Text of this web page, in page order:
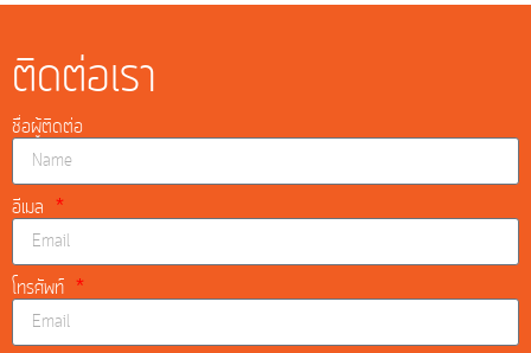
ติดต่อเรา
ชื่อผู้ติดต่อ
อีเมล
โทรศัพท์